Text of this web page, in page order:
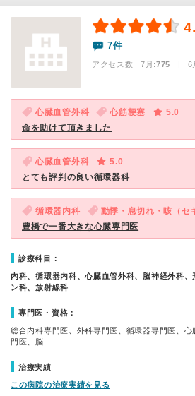
7件
アクセス数 7月:775 | 6
心臓血管外科 心筋梗塞
5.0
命を助けて頂きました
心臓血管外科
5.0
とても評判の良い循環器科
循環器内科 動悸・息切れ・咳（セ
豊橋で一番大きな心臓専門医
診療科目：
内科、循環器内科、心臓血管外科、脳神経外科
ン科、放射線科
専門医・資格：
総合内科専門医、外科専門医、循環器専門医、
門医、脳…
治療実績
この病院の治療実績を見る